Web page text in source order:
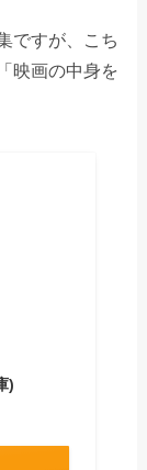
ですが、こち
映画の中身を
)